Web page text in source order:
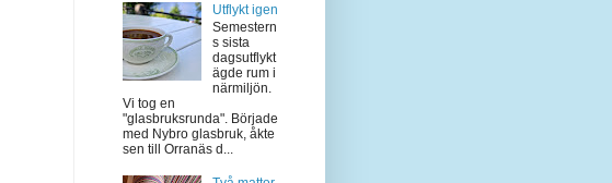
Utflykt igen
Semestern
s sista
dagsutflykt
ägde rum i
närmiljön.
Vi tog en
"glasbruksrunda". Började
med Nybro glasbruk, åkte
sen till Orranäs d...